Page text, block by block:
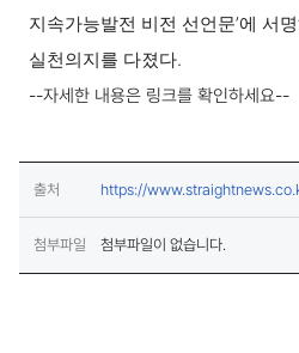
지속가능발전 비전 선언문’에 서
실천의지를 다졌다.
--자세한 내용은 링크를 확인하세요--
출처
https://
첨부파일
첨부파일이 없습니다.